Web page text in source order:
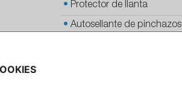
• Protector de llanta
• Autosellante de pinchazos